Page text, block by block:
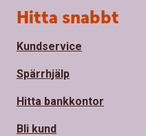
Sidfot
Hitta snabbt
Kundservice
Spärrhjälp
Hitta bankkontor
Bli kund